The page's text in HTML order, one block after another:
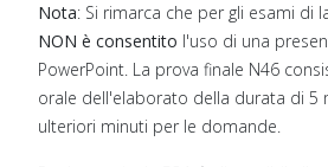
Nota: Si rimarca che per gli esami di
NON è consentito l'uso di una
PowerPoint. La prova finale N46
orale dell'elaborato della durata di 5
ulteriori minuti per le domande.